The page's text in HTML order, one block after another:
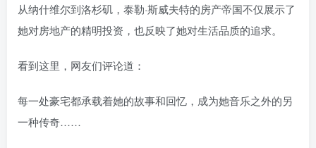
从纳什维尔到洛杉矶，泰勒·斯威夫特的房产帝国不仅展示了
她对房地产的精明投资，也反映了她对生活品质的追求。
看到这里，网友们评论道：
每一处豪宅都承载着她的故事和回忆，成为她音乐之外的另
一种传奇……